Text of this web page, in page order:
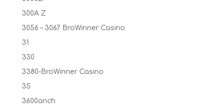
300A Z
3056 – 3067 BroWinner Casino
31
330
3380-BroWinner Casino
35
3600anch